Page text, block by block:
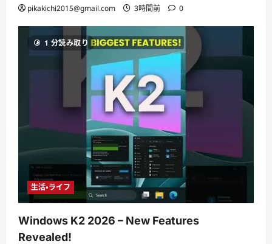
pikakichi2015@gmail.com 3時間前 0
1 分読み取り
生活・ライフ
Windows K2 2026 – New Features
Revealed!